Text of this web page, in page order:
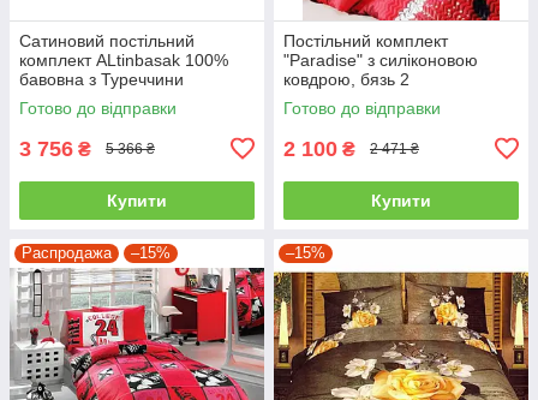
Сатиновий постільний
комплект ALtinbasak 100%
бавовна з Туреччини
двоспальний - євро
Готово до відправки
3 756 ₴ 5 366 ₴
Купити
Постільний комплект
"Paradise" з силіконовою
ковдрою, бязь 2
Готово до відправки
2 100 ₴ 2 471 ₴
Купити
Распродажа –15% –15%